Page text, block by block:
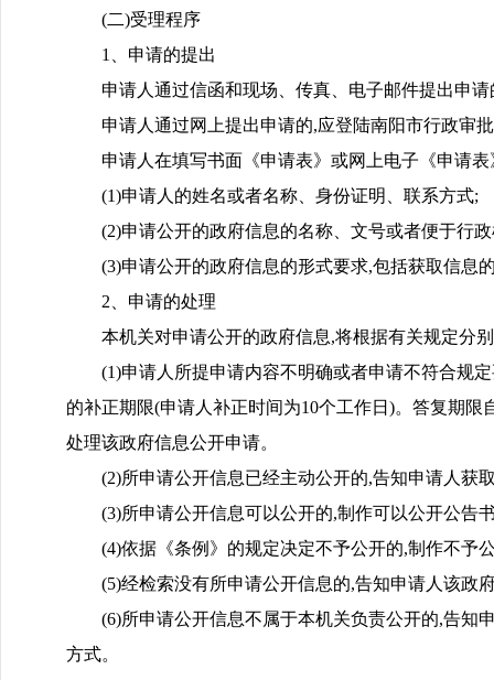
(二)受理程序
1、申请的提出
申请人通过信函和现场、传真、电子邮件提出申
申请人通过网上提出申请的,应登陆南阳市行政审
申请人在填写书面《申请表》或网上电子《申请
(1)申请人的姓名或者名称、身份证明、联系方式;
(2)申请公开的政府信息的名称、文号或者便于行
(3)申请公开的政府信息的形式要求,包括获取信息
2、申请的处理
本机关对申请公开的政府信息,将根据有关规定分
(1)申请人所提申请内容不明确或者申请不符合规
的补正期限(申请人补正时间为10个工作日)。答复期
处理该政府信息公开申请。
(2)所申请公开信息已经主动公开的,告知申请人获
(3)所申请公开信息可以公开的,制作可以公开公告
(4)依据《条例》的规定决定不予公开的,制作不予
(5)经检索没有所申请公开信息的,告知申请人该政
(6)所申请公开信息不属于本机关负责公开的,告知
方式。